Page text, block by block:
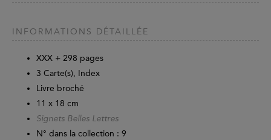
INFORMATIONS DÉTAILLÉE
XXX + 298 pages
3 Carte(s), Index
Livre broché
11 x 18 cm
Signets Belles Lettres
N° dans la collection : 9